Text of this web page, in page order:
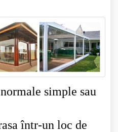
simple sau
într-un loc de